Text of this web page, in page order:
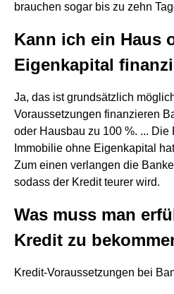
brauchen sogar bis zu zehn
Kann ich ein Haus
Eigenkapital
Ja, das ist grundsätzlich
Voraussetzungen finanzieren
oder Hausbau zu 100 %. ...
Immobilie ohne Eigenkapital
Zum einen verlangen die
sodass der Kredit teurer wird.
Was muss man
Kredit zu
Kredit-Voraussetzungen bei